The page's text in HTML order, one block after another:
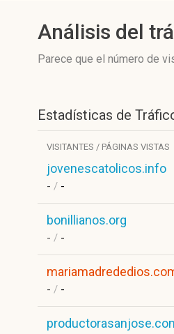
Análisis del
Parece que el número de
Estadísticas de
VISITANTES / PÁGINAS VISTAS
jovenescatolicos.info
- / -
bonillianos.org
- / -
- / -